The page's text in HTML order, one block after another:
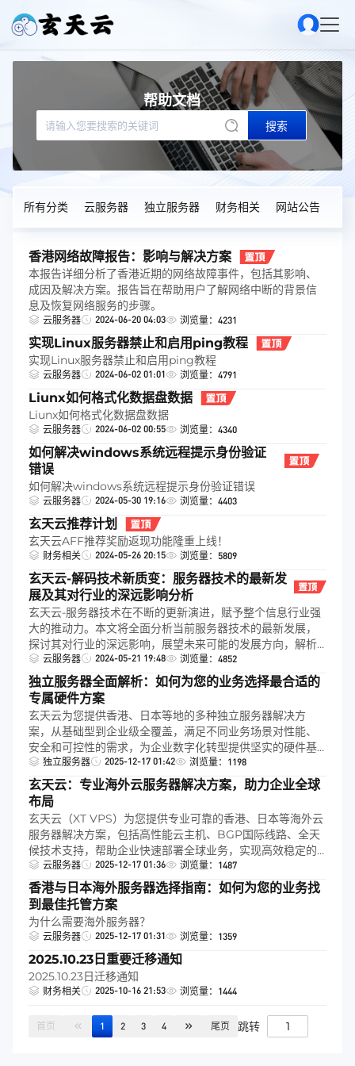
帮助文档
搜索
所有分类 云服务器 独立服务器 财务相关 网站公告
香港网络故障报告：影响与解决方案
本报告详细分析了香港近期的网络故障事件，包括其影响、
成因及解决方案。报告旨在帮助用户了解网络中断的背景信
息及恢复网络服务的步骤。
云服务器 2024-06-20 04:03 浏览量：4231
实现Linux服务器禁止和启用ping教程
实现Linux服务器禁止和启用ping教程
云服务器 2024-06-02 01:01 浏览量：4791
Liunx如何格式化数据盘数据
Liunx如何格式化数据盘数据
云服务器 2024-06-02 00:55 浏览量：4340
如何解决windows系统远程提示身份验证
错误
如何解决windows系统远程提示身份验证错误
云服务器 2024-05-30 19:16 浏览量：4403
玄天云推荐计划
玄天云AFF推荐奖励返现功能隆重上线！
财务相关 2024-05-26 20:15 浏览量：5809
玄天云-解码技术新质变：服务器技术的最新发
展及其对行业的深远影响分析
玄天云-服务器技术在不断的更新演进，赋予整个信息行业强
大的推动力。本文将全面分析当前服务器技术的最新发展，
探讨其对行业的深远影响，展望未来可能的发展方向，解析
服务器技术在业界的应用前景。
云服务器 2024-05-21 19:48 浏览量：4852
独立服务器全面解析：如何为您的业务选择最合适的
专属硬件方案
玄天云为您提供香港、日本等地的多种独立服务器解决方
案，从基础型到企业级全覆盖，满足不同业务场景对性能、
安全和可控性的需求，为企业数字化转型提供坚实的硬件基
础。独立服务器 2025-12-17 01:42 浏览量：1198
玄天云：专业海外云服务器解决方案，助力企业全球
布局
玄天云（XT VPS）为您提供专业可靠的香港、日本等海外云
服务器解决方案，包括高性能云主机、BGP国际线路、全天
候技术支持，帮助企业快速部署全球业务，实现高效稳定的
海外网络访问体验。
云服务器 2025-12-17 01:36 浏览量：1487
香港与日本海外服务器选择指南：如何为您的业务找
到最佳托管方案
为什么需要海外服务器？
云服务器 2025-12-17 01:31 浏览量：1359
2025.10.23日重要迁移通知
2025.10.23日迁移通知
财务相关 2025-10-16 21:53 浏览量：1444
首页 1 2 3 4 尾页 跳转